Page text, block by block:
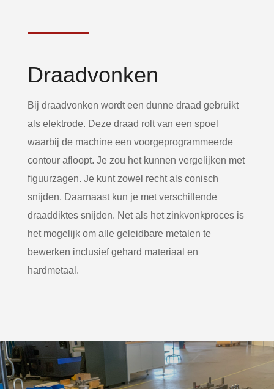
Draadvonken
Bij draadvonken wordt een dunne draad gebruikt
als elektrode. Deze draad rolt van een spoel
waarbij de machine een voorgeprogrammeerde
contour afloopt. Je zou het kunnen vergelijken met
figuurzagen. Je kunt zowel recht als conisch
snijden. Daarnaast kun je met verschillende
draaddiktes snijden. Net als het zinkvonkproces is
het mogelijk om alle geleidbare metalen te
bewerken inclusief gehard materiaal en
hardmetaal.